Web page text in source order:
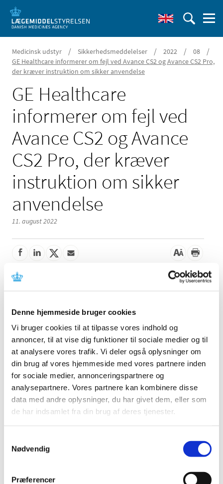
Denne hjemmeside bruger cookies
Vi bruger cookies til at tilpasse vores indhold og
annoncer, til at vise dig funktioner til sociale medier og til
at analysere vores trafik. Vi deler også oplysninger om
din brug af vores hjemmeside med vores partnere inden
for sociale medier, annonceringspartnere og
analysepartnere. Vores partnere kan kombinere disse
data med andre oplysninger, du har givet dem, eller som
de har indsamlet fra din brug af deres tjenester.
Nødvendig
Præferencer
Medicinsk udstyr / Sikkerhedsmeddelelser / 2022 / 08 /
GE Healthcare informerer om fejl ved Avance CS2 og Avance CS2 Pro,
der kræver instruktion om sikker anvendelse
GE Healthcare
informerer om fejl ved
Avance CS2 og Avance
CS2 Pro, der kræver
instruktion om sikker
anvendelse
11. august 2022
Denne meddelelse indeholder information om fejl ved
udstyret, der kræver korrektion og instruktion i
Referencer
Produkt: Avance CS2 og Avance CS2 Pro
Fabrikant: GE Healthcare
Fabrikantens referencenummer: FMI 34127
Lægemiddelstyrelsens sagsnummer: 2022081457
Emner
Medicinsk udstyr